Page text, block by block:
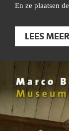
En ze plaatsen
LEES MEER